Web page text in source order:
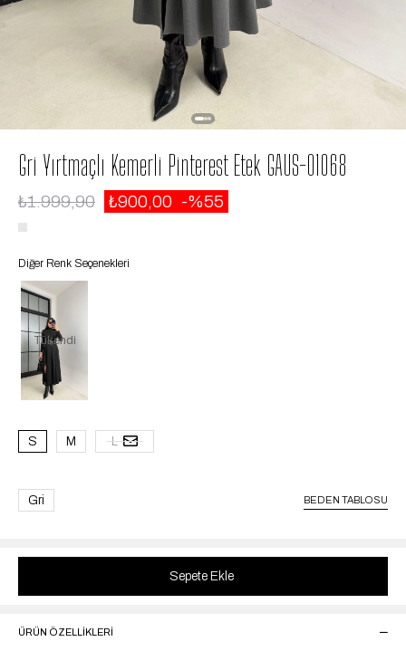
Gri Yırtmaçlı Kemerli Pinterest Etek GAUS-01068
₺1.999,90 ₺900,00 55
Diğer Renk Seçenekleri
Tükendi
S M L
Gri BEDEN TABLOSU
ÜRÜN ÖZELLIKLERI